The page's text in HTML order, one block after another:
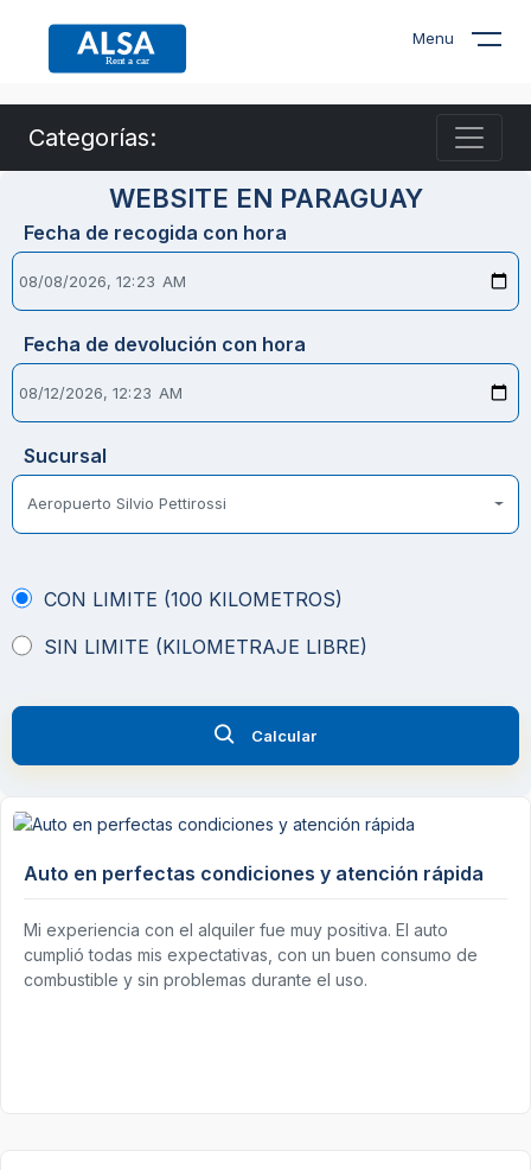
Menu
Categorías:
WEBSITE EN PARAGUAY
Fecha de recogida con hora
Fecha de devolución con hora
Sucursal
Aeropuerto Silvio Pettirossi
CON LIMITE (100 KILOMETROS)
SIN LIMITE (KILOMETRAJE LIBRE)
Calcular
Auto en perfectas condiciones y atención rápida
Mi experiencia con el alquiler fue muy positiva. El auto
cumplió todas mis expectativas, con un buen consumo de
combustible y sin problemas durante el uso.